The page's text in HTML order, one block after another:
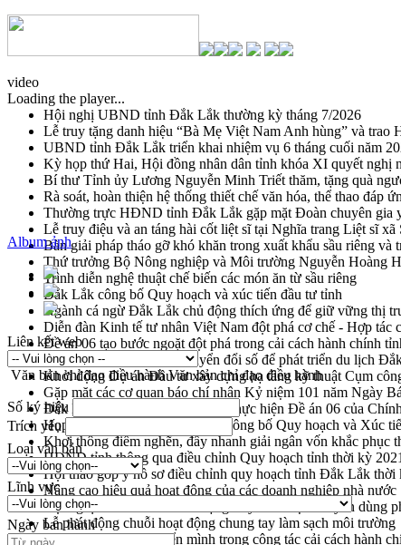
video
Loading the player...
Hội nghị UBND tỉnh Đắk Lắk thường kỳ tháng 7/2026
Lễ truy tặng danh hiệu “Bà Mẹ Việt Nam Anh hùng” và trao
UBND tỉnh Đắk Lắk triển khai nhiệm vụ 6 tháng cuối năm
Kỳ họp thứ Hai, Hội đồng nhân dân tỉnh khóa XI quyết nghị
Bí thư Tỉnh ủy Lương Nguyễn Minh Triết thăm, tặng quà
Rà soát, hoàn thiện hệ thống thiết chế văn hóa, thể thao đáp
Thường trực HĐND tỉnh Đắk Lắk gặp mặt Đoàn chuyên gia
Lễ truy điệu và an táng hài cốt liệt sĩ tại Nghĩa trang Liệt sĩ xã
Bàn giải pháp tháo gỡ khó khăn trong xuất khẩu sầu riêng
Thứ trưởng Bộ Nông nghiệp và Môi trường Nguyễn Hoàng
Trình diễn nghệ thuật chế biến các món ăn từ sầu riêng
Đắk Lắk công bố Quy hoạch và xúc tiến đầu tư tỉnh
Ngành cá ngừ Đắk Lắk chủ động thích ứng để giữ vững thị
Diễn đàn Kinh tế tư nhân Việt Nam đột phá cơ chế - Hợp tác
Đề án 06 tạo bước ngoặt đột phá trong cải cách hành chính
Kết nối tour, đẩy mạnh chuyển đổi số để phát triển du lịch
Khởi động Dự án Đầu tư xây dựng hạ tầng kỹ thuật Cụm
Gặp mặt các cơ quan báo chí nhân Kỷ niệm 101 năm Ngày
Đắk Lắk sơ kết 4 năm triển khai thực hiện Đề án 06 của
Họp báo thông tin về Hội nghị Công bố Quy hoạch và Xúc
Khơi thông điểm nghẽn, đẩy nhanh giải ngân vốn khắc phục
HĐND tỉnh thông qua điều chỉnh Quy hoạch tỉnh thời kỳ
Hội thảo góp ý hồ sơ điều chỉnh quy hoạch tỉnh Đắk Lắk thời
Nâng cao hiệu quả hoạt động của các doanh nghiệp nhà nước
Hội nghị triển khai kết nối mạng truyền số liệu chuyên dùng
Lễ phát động chuỗi hoạt động chung tay làm sạch môi trường
Xã Ea Kar bước chuyển mình trong công tác cải cách hành
Album ảnh
Liên kết web
Văn bản chỉ đạo điều hành Văn bản chỉ đạo điều hành
Số ký hiệu
Trích yếu
Loại văn bản
Lĩnh vực
Ngày ban hành